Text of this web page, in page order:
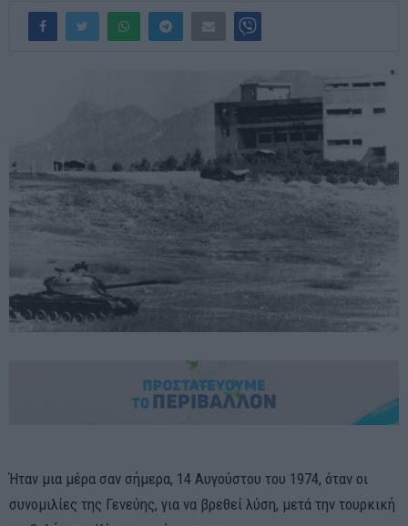
Ήταν μια μέρα σαν σήμερα, 14 Αυγούστου του 1974, όταν οι
συνομιλίες της Γενεύης, για να βρεθεί λύση, μετά την τουρκική